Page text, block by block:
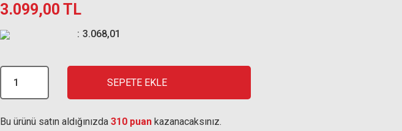
3.099,00 TL
3.068,01
SEPETE EKLE
Bu ürünü satın aldığınızda 310 puan kazanacaksınız.